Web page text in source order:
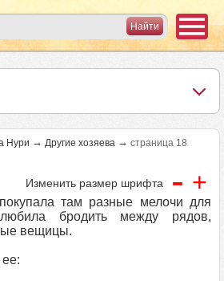
Нури → Другие хозяева → страница 18
Изменить размер шрифта - +
там разные мелочи для
бродить между рядов,
вещицы.